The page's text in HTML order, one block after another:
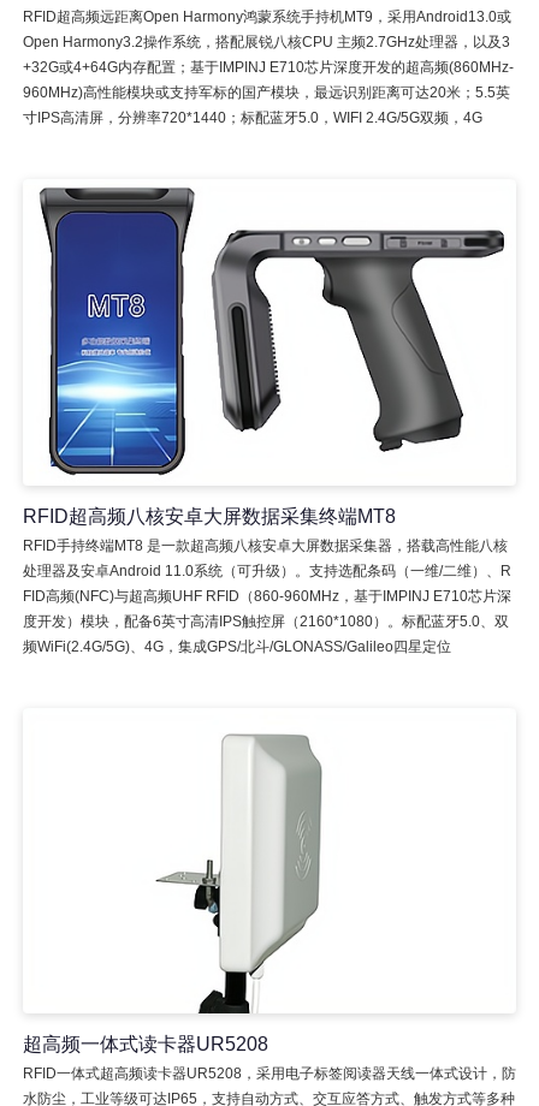
RFID超高频远距离Open Harmony鸿蒙系统手持机MT9，采用Android13.0或
Open Harmony3.2操作系统，搭配展锐八核CPU 主频2.7GHz处理器，以及3
+32G或4+64G内存配置；基于IMPINJ E710芯片深度开发的超高频(860MHz-
960MHz)高性能模块或支持军标的国产模块，最远识别距离可达20米；5.5英
寸IPS高清屏，分辨率720*1440；标配蓝牙5.0，WIFI 2.4G/5G双频，4G
RFID超高频八核安卓大屏数据采集终端MT8
RFID手持终端MT8 是一款超高频八核安卓大屏数据采集器，搭载高性能八核
处理器及安卓Android 11.0系统（可升级）。支持选配条码（一维/二维）、R
FID高频(NFC)与超高频UHF RFID（860-960MHz，基于IMPINJ E710芯片深
度开发）模块，配备6英寸高清IPS触控屏（2160*1080）。标配蓝牙5.0、双
频WiFi(2.4G/5G)、4G，集成GPS/北斗/GLONASS/Galileo四星定位
超高频一体式读卡器UR5208
RFID一体式超高频读卡器UR5208，采用电子标签阅读器天线一体式设计，防
水防尘，工业等级可达IP65，支持自动方式、交互应答方式、触发方式等多种